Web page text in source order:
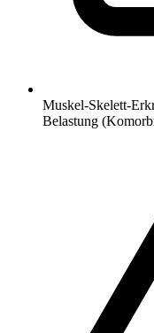
Muskel-Skelett-
Belastung